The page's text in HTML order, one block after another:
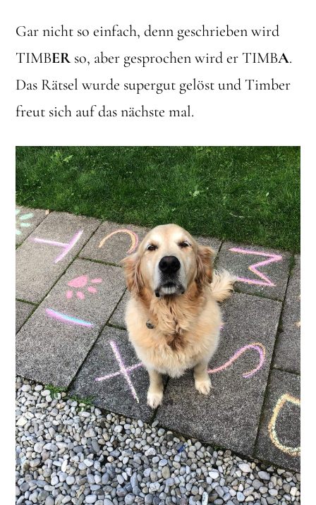
Gar nicht so einfach, denn geschrieben wird
TIMBERso, aber gesprochen wird er TIMBA.
Das Rätsel wurde supergut gelöst und Timber
freut sich auf das nächste mal.